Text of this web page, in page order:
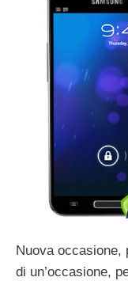
Nuova occasione,
di un’occasione,